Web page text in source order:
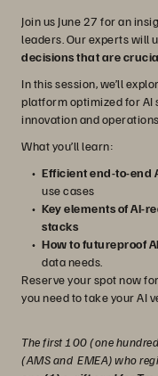
Join us June 27 for an
leaders. Our experts will
decisions that are
In this session, we’ll
platform optimized for AI
innovation and operations.
What you’ll learn:
Efficient end-to-end
use cases
Key elements of AI-
stacks
How to futureproof
data needs.
Reserve your spot now
you need to take your AI
The first 100 (one
(AMS and EMEA) who